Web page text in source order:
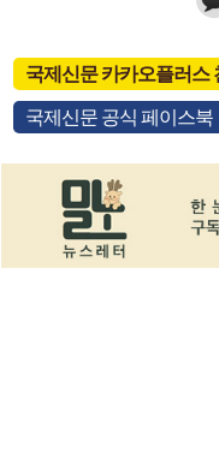
국제신문 카카오플러스
국제신문 공식 페이스북